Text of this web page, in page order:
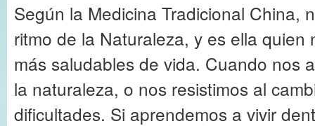
Según la Medicina Tradicional China,
ritmo de la Naturaleza, y es ella quien
más saludables de vida. Cuando nos
la naturaleza, o nos resistimos al
dificultades. Si aprendemos a vivir